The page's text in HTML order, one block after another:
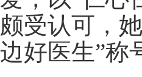
颇受认可，
边好医生”称